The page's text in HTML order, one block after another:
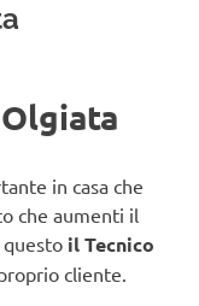
in casa che
che aumenti il
il Tecnico
cliente.